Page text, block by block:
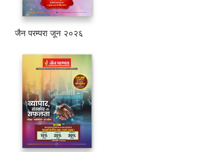
जैन परम्परा जून २०२६